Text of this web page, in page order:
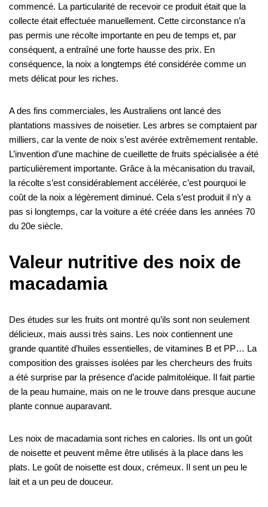
commencé. La particularité de recevoir ce produit était que la
collecte était effectuée manuellement. Cette circonstance n’a
pas permis une récolte importante en peu de temps et, par
conséquent, a entraîné une forte hausse des prix. En
conséquence, la noix a longtemps été considérée comme un
mets délicat pour les riches.
A des fins commerciales, les Australiens ont lancé des
plantations massives de noisetier. Les arbres se comptaient par
milliers, car la vente de noix s’est avérée extrêmement rentable.
L’invention d’une machine de cueillette de fruits spécialisée a été
particulièrement importante. Grâce à la mécanisation du travail,
la récolte s’est considérablement accélérée, c’est pourquoi le
coût de la noix a légèrement diminué. Cela s’est produit il n’y a
pas si longtemps, car la voiture a été créée dans les années 70
du 20e siècle.
Valeur nutritive des noix de
macadamia
Des études sur les fruits ont montré qu’ils sont non seulement
délicieux, mais aussi très sains. Les noix contiennent une
grande quantité d’huiles essentielles, de vitamines B et PP… La
composition des graisses isolées par les chercheurs des fruits
a été surprise par la présence d’acide palmitoléique. Il fait partie
de la peau humaine, mais on ne le trouve dans presque aucune
plante connue auparavant.
Les noix de macadamia sont riches en calories. Ils ont un goût
de noisette et peuvent même être utilisés à la place dans les
plats. Le goût de noisette est doux, crémeux. Il sent un peu le
lait et a un peu de douceur.